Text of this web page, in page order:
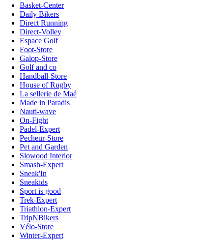
Basket-Center
Daily Bikers
Direct Running
Direct-Volley
Espace Golf
Foot-Store
Galop-Store
Golf and co
Handball-Store
House of Rugby
La sellerie de Maé
Made in Paradis
Nauti-wave
On-Fight
Padel-Expert
Pecheur-Store
Pet and Garden
Slowood Interior
Smash-Expert
Sneak'In
Sneakids
Sport is good
Trek-Expert
Triathlon-Expert
TripNBikers
Vélo-Store
Winter-Expert